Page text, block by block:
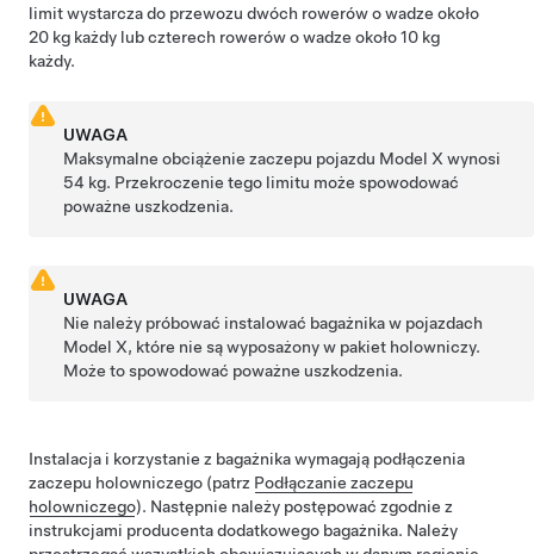
limit wystarcza do przewozu dwóch rowerów o wadze około
20 kg każdy lub czterech rowerów o wadze około 10 kg
każdy.
UWAGA
Maksymalne obciążenie zaczepu pojazdu Model X wynosi
54 kg. Przekroczenie tego limitu może spowodować
poważne uszkodzenia.
UWAGA
Nie należy próbować instalować bagażnika w pojazdach
Model X, które nie są wyposażony w pakiet holowniczy.
Może to spowodować poważne uszkodzenia.
Instalacja i korzystanie z bagażnika wymagają podłączenia
zaczepu holowniczego (patrz Podłączanie zaczepu
holowniczego). Następnie należy postępować zgodnie z
instrukcjami producenta dodatkowego bagażnika. Należy